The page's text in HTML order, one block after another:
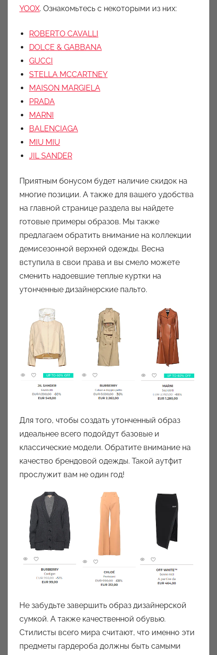
YOOX. Ознакомьтесь с некоторыми из них:
ROBERTO CAVALLI
DOLCE & GABBANA
GUCCI
STELLA MCCARTNEY
MAISON MARGIELA
PRADA
MARNI
BALENCIAGA
MIU MIU
JIL SANDER
Приятным бонусом будет наличие скидок на
многие позиции. А также для вашего удобства
на главной странице раздела вы найдете
готовые примеры образов. Мы также
предлагаем обратить внимание на коллекции
демисезонной верхней одежды. Весна
вступила в свои права и вы смело можете
сменить надоевшие теплые куртки на
утонченные дизайнерские пальто.
Для того, чтобы создать утонченный образ
идеальнее всего подойдут базовые и
классические модели. Обратите внимание на
качество брендовой одежды. Такой аутфит
прослужит вам не один год!
Не забудьте завершить образ дизайнерской
сумкой. А также качественной обувью.
Стилисты всего мира считают, что именно эти
предметы гардероба должны быть самыми